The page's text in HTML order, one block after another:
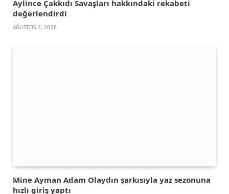
Aylince Çakkıdı Savaşları hakkındaki rekabeti
değerlendirdi
AĞUSTOS 7, 2026
Mine Ayman Adam Olaydın şarkısıyla yaz sezonuna
hızlı giriş yaptı